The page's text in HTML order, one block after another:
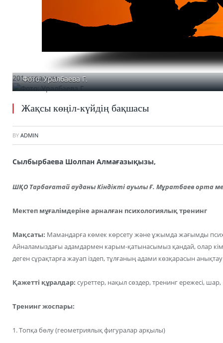
201 қаралым
Фото: Уралбаева Г.
Жақсы көңіл-күйдің бақшасы
BY ADMIN
Сылбырбаева Шолпан Алмағазықызы,
ШҚО Тарбағатай ауданы Кіндікті ауылы Ғ. Мұратбаев орта
Мектеп мұғалімдеріне арналған психологиялық тренинг
Мақсаты: Мамандарға көмек көрсету және ұжымда жағымды
Айналамыздағы адамдармен карым-қатынасымыз қандай, олар
деген сұрақтарға жауап іздеп, тұлғаның адами көзқарасын
Қажетті құралдар: суреттер, нақыл сөздер, тренинг ережесі,
Тренинг жоспары:
1. Топқа бөлу (геометриялық фигуралар арқылы)